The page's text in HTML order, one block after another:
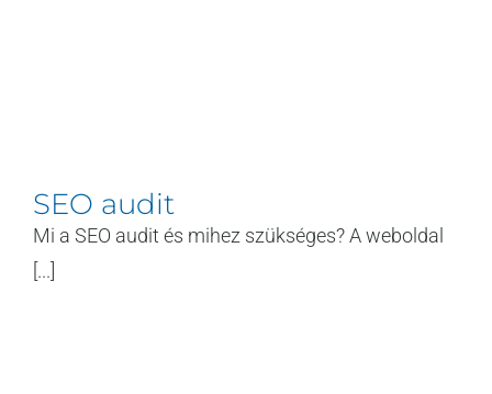
SEO audit
Mi a SEO audit és mihez szükséges? A weboldal
[...]